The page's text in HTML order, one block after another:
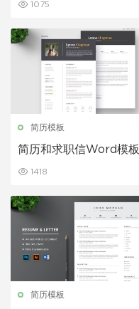
1075
简历模板
简历和求职信Word模板
1418
简历模板